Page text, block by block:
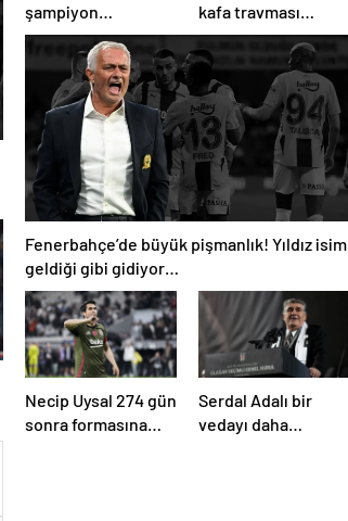
şampiyon
Liverpool, 10 kişi
kalan Arsenal’e
takıldı
kafa travması
geçirdi!
Beşiktaş’tan
açıklama geldi…
Fenerbahçe’de büyük pişmanlık! Yıldız isim
geldiği gibi gidiyor…
Necip Uysal 274 gün
sonra formasına
Serdal Adalı bir
vedayı daha